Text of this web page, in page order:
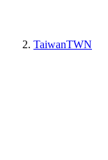
TaiwanTWN